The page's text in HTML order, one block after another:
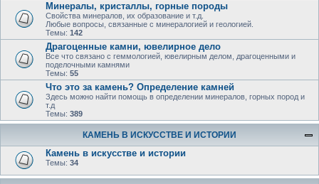
Минералы, кристаллы, горные породы
Свойства минералов, их образование и т.д.
Любые вопросы, связанные с минералогией и геологией.
Темы: 142
Драгоценные камни, ювелирное дело
Все что связано с геммологией, ювелирным делом, драгоценными и
поделочными камнями
Темы: 55
Что это за камень? Определение камней
Здесь можно найти помощь в определении минералов, горных пород и
т.д
Темы: 389
КАМЕНЬ В ИСКУССТВЕ И ИСТОРИИ
Камень в искусстве и истории
Темы: 34